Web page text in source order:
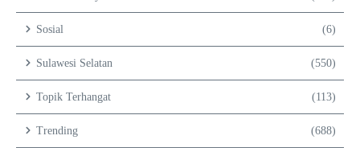
Sosial (6)
Sulawesi Selatan (550)
Topik Terhangat (113)
Trending (688)